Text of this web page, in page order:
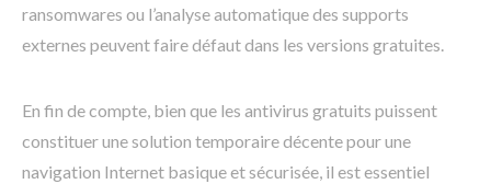
ransomwares ou l’analyse automatique des supports
externes peuvent faire défaut dans les versions gratuites.
En fin de compte, bien que les antivirus gratuits puissent
constituer une solution temporaire décente pour une
navigation Internet basique et sécurisée, il est essentiel